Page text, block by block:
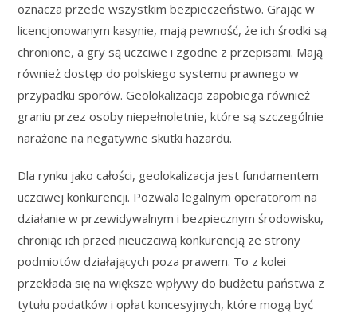
oznacza przede wszystkim bezpieczeństwo. Grając w
licencjonowanym kasynie, mają pewność, że ich środki są
chronione, a gry są uczciwe i zgodne z przepisami. Mają
również dostęp do polskiego systemu prawnego w
przypadku sporów. Geolokalizacja zapobiega również
graniu przez osoby niepełnoletnie, które są szczególnie
narażone na negatywne skutki hazardu.
Dla rynku jako całości, geolokalizacja jest fundamentem
uczciwej konkurencji. Pozwala legalnym operatorom na
działanie w przewidywalnym i bezpiecznym środowisku,
chroniąc ich przed nieuczciwą konkurencją ze strony
podmiotów działających poza prawem. To z kolei
przekłada się na większe wpływy do budżetu państwa z
tytułu podatków i opłat koncesyjnych, które mogą być